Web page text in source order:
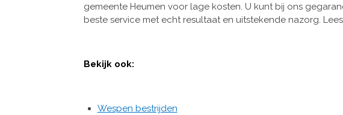
gemeente Heumen voor lage kosten. U kunt bij ons
beste service met echt resultaat en uitstekende nazorg.
Bekijk ook:
Wespen bestrijden